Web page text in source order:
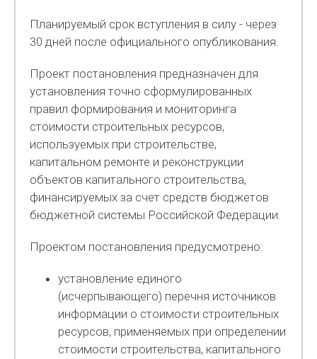
Планируемый срок вступления в силу - через
30 дней после официального опубликования.
Проект постановления предназначен для
установления точно сформулированных
правил формирования и мониторинга
стоимости строительных ресурсов,
используемых при строительстве,
капитальном ремонте и реконструкции
объектов капитального строительства,
финансируемых за счет средств бюджетов
бюджетной системы Российской Федерации.
Проектом постановления предусмотрено:
установление единого
(исчерпывающего) перечня источников
информации о стоимости строительных
ресурсов, применяемых при определении
стоимости строительства, капитального